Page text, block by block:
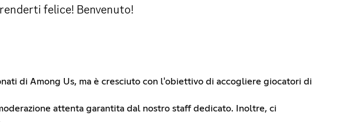
felice! Benvenuto!
di Among Us, ma è cresciuto con l'obiettivo di accogliere giocatori di
attenta garantita dal nostro staff dedicato. Inoltre, ci